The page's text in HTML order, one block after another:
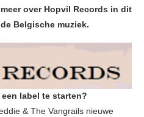
over Hopvil Records in dit
Belgische muziek.
label te starten?
& The Vangrails nieuwe